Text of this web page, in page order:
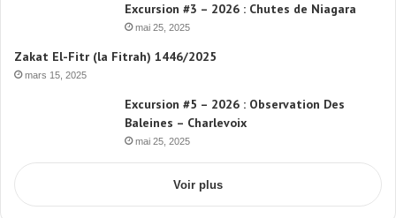
Excursion #3 – 2026 : Chutes de Niagara
mai 25, 2025
Zakat El-Fitr (la Fitrah) 1446/2025
mars 15, 2025
Excursion #5 – 2026 : Observation Des
Baleines – Charlevoix
mai 25, 2025
Voir plus